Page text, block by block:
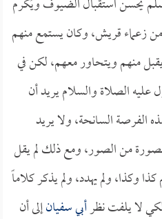
زعماء قريش، وكان يستمع منهم
منهم ويتحاور معهم، لكن في
الصلاة والسلام يريد أن
الفرصة السانحة، ولا يريد
من الصور، ومع ذلك لم يقل
وكذا، ولم يهدد، ولم يذكر كلاماً
لا يلفت نظرأبي سفيانإلى أن